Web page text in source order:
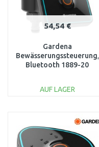
54,54 €
Gardena
Bewässerungssteuerung,
Bluetooth 1889-20
AUF LAGER
Vergleichen